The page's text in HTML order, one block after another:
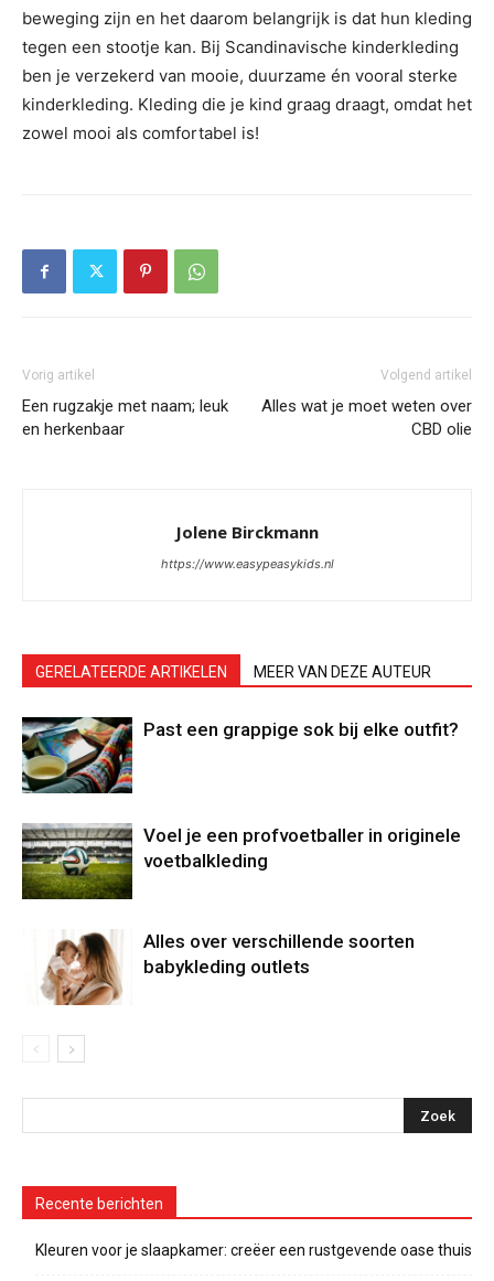
beweging zijn en het daarom belangrijk is dat hun kleding
tegen een stootje kan. Bij Scandinavische kinderkleding
ben je verzekerd van mooie, duurzame én vooral sterke
kinderkleding. Kleding die je kind graag draagt, omdat het
zowel mooi als comfortabel is!
Vorig artikel
Een rugzakje met naam; leuk
en herkenbaar
Volgend artikel
Alles wat je moet weten over
CBD olie
Jolene Birckmann
https://www.easypeasykids.nl
GERELATEERDE ARTIKELEN MEER VAN DEZE AUTEUR
Past een grappige sok bij elke outfit?
Voel je een profvoetballer in originele
voetbalkleding
Alles over verschillende soorten
babykleding outlets
Recente berichten
Kleuren voor je slaapkamer: creëer een rustgevende oase thuis